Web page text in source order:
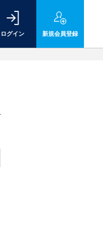
ログイン 新規会員登録